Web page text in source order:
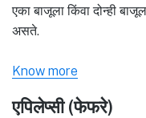
एका बाजूला किंवा दोन्ही
असते.
Know more
एपिलेप्सी (फेफरे)